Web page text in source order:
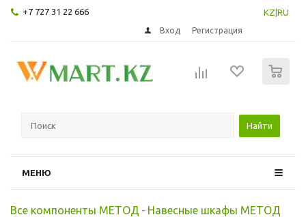
+7 727 31 22 666 KZ RU
Вход Регистрация
Найти
МЕНЮ
Все компоненты МЕТОД - Навесные шкафы МЕТОД